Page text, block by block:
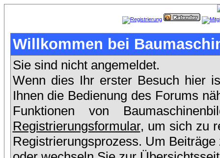
Willkommen bei
Sie sind nicht angemeldet.
Wenn dies Ihr erster Besuch hier
Ihnen die Bedienung des Forums
Funktionen von
Registrierungsformular, um sich zu
Registrierungsprozess. Um